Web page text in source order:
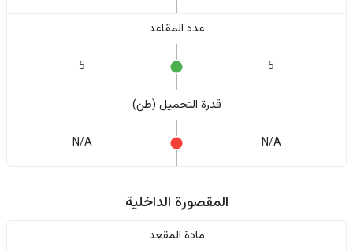
عدد المقاعد
5
5
قدرة التحميل (طن)
N/A
N/A
المقصورة الداخلية
مادة المقعد